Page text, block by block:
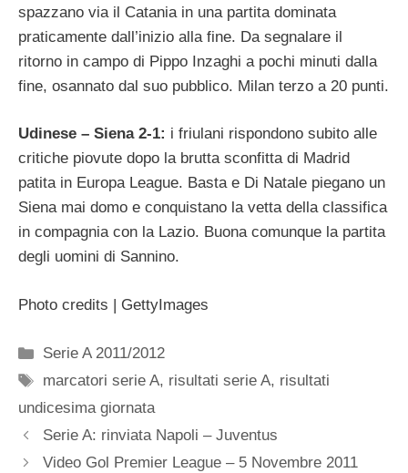
spazzano via il Catania in una partita dominata
praticamente dall’inizio alla fine. Da segnalare il
ritorno in campo di Pippo Inzaghi a pochi minuti dalla
fine, osannato dal suo pubblico. Milan terzo a 20 punti.
Udinese – Siena 2-1: i friulani rispondono subito alle
critiche piovute dopo la brutta sconfitta di Madrid
patita in Europa League. Basta e Di Natale piegano un
Siena mai domo e conquistano la vetta della classifica
in compagnia con la Lazio. Buona comunque la partita
degli uomini di Sannino.
Photo credits | GettyImages
Categorie
Serie A 2011/2012
Tag
marcatori serie A, risultati serie A, risultati
undicesima giornata
Serie A: rinviata Napoli – Juventus
Video Gol Premier League – 5 Novembre 2011